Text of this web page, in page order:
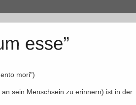
mori")
sein Menschsein zu erinnern) ist in der